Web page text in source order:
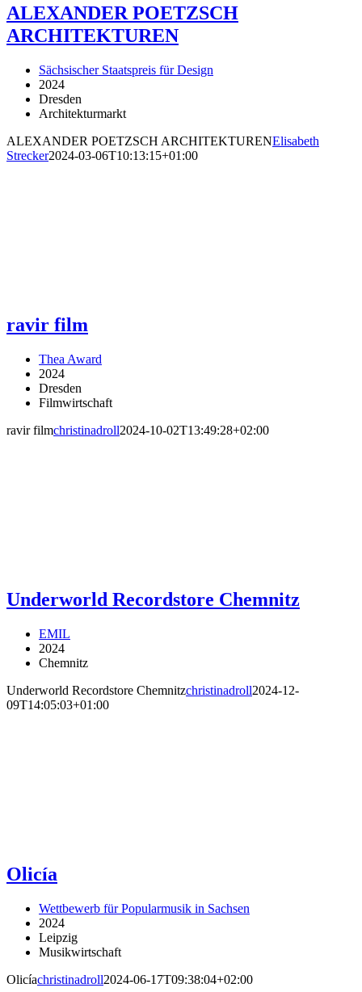
ALEXANDER POETZSCH
ARCHITEKTUREN
Sächsischer Staatspreis für Design
2024
Dresden
Architekturmarkt
ALEXANDER POETZSCH ARCHITEKTURENElisabeth
Strecker2024-03-06T10:13:15+01:00
ravir film
Thea Award
2024
Dresden
Filmwirtschaft
ravir filmchristinadroll2024-10-02T13:49:28+02:00
Underworld Recordstore Chemnitz
EMIL
2024
Chemnitz
Underworld Recordstore Chemnitzchristinadroll2024-12-
09T14:05:03+01:00
Olicía
Wettbewerb für Popularmusik in Sachsen
2024
Leipzig
Musikwirtschaft
Olicíachristinadroll2024-06-17T09:38:04+02:00